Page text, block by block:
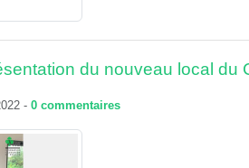
du nouveau local du
- 0 commentaires